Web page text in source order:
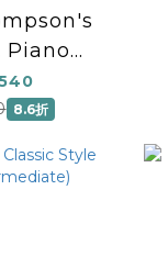
Piano
Part 3
8.6折